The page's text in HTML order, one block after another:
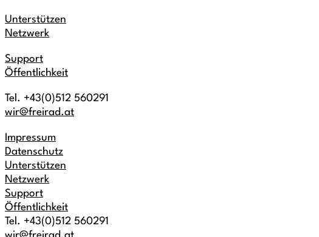
Unterstützen
Netzwerk
Support
Öffentlichkeit
Tel. +43(0)512 560291
wir@freirad.at
Impressum
Datenschutz
Unterstützen
Netzwerk
Support
Öffentlichkeit
Tel. +43(0)512 560291